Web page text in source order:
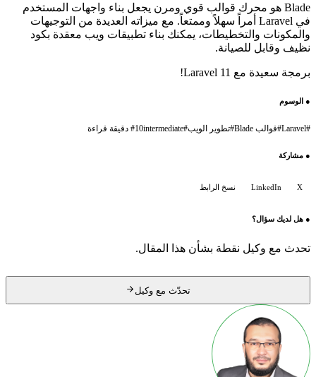
Blade هو محرك قوالب قوي ومرن يجعل بناء واجهات المستخدم
في Laravel أمراً سهلاً وممتعاً. مع ميزاته العديدة من التوجيهات
والمكونات والتخطيطات، يمكنك بناء تطبيقات ويب معقدة بكود
نظيف وقابل للصيانة.
برمجة سعيدة مع Laravel 11!
●الوسوم
Laravel
#قوالب Blade #تطوير الويب#
intermediate
#10 دقيقة قراءة
●مشاركة
LinkedIn نسخ الرابط
●هل لديك سؤال؟
تحدث مع وكيل نقطة بشأن هذا المقال.
تحدّث مع وكيل